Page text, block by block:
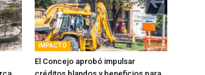
IMPACTO
El Concejo aprobó impulsar
créditos blandos y beneficios para